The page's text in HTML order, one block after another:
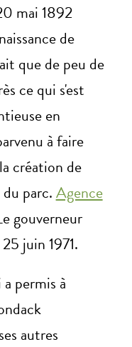
mai 1892
de
que de peu de
ce qui s'est
en
à faire
création de
parc.Agence
gouverneur
juin 1971.
permis à
autres